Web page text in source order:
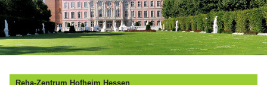
Reha-Zentrum Hofheim Hessen